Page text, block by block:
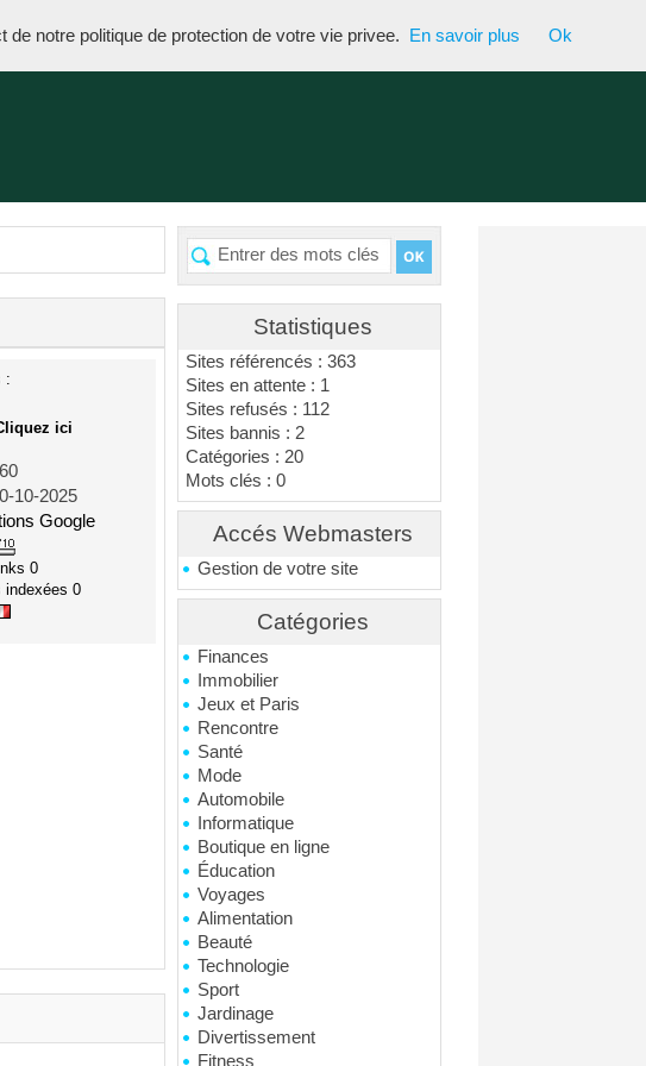
Statistiques
Sites référencés : 363
Sites en attente : 1
Sites refusés : 112
Sites bannis : 2
Catégories : 20
Mots clés : 0
Accés Webmasters
Gestion de votre site
Catégories
Finances
Immobilier
Jeux et Paris
Rencontre
Santé
Mode
Automobile
Informatique
Boutique en ligne
Éducation
Voyages
Alimentation
Beauté
Technologie
Sport
Jardinage
Divertissement
Fitness
:
ici
10-2025
Google
0
indexées0
notre politique de protection de votre vie privee. En savoir plus Ok